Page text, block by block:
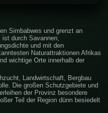
Simbabwes und grenzt an
durch Savannen,
und mit den
Naturattraktionen Afrikas
wichtige Orte innerhalb der
Landwirtschaft, Bergbau
Die großen Schutzgebiete und
der Provinz besondere
Teil der Region dünn besiedelt